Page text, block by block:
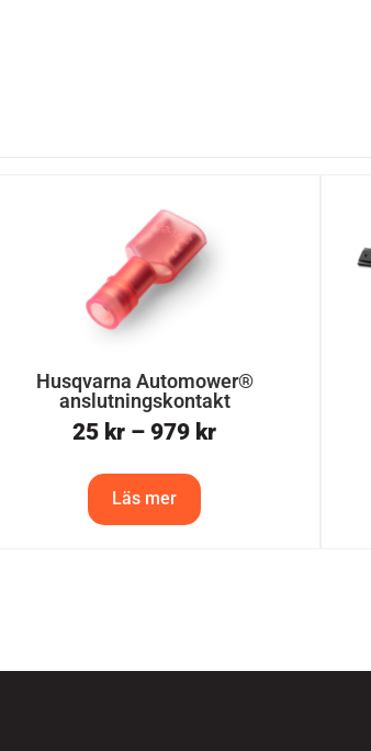
Husqvarna Automower®
anslutningskontakt
25 kr – 979 kr
Läs mer